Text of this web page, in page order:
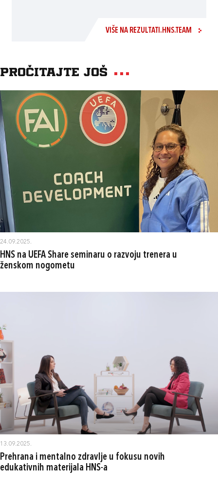
VIŠE NA REZULTATI.HNS.TEAM
Pročitajte još
24.09.2025.
HNS na UEFA Share seminaru o razvoju trenera u
ženskom nogometu
13.09.2025.
Prehrana i mentalno zdravlje u fokusu novih
edukativnih materijala HNS-a